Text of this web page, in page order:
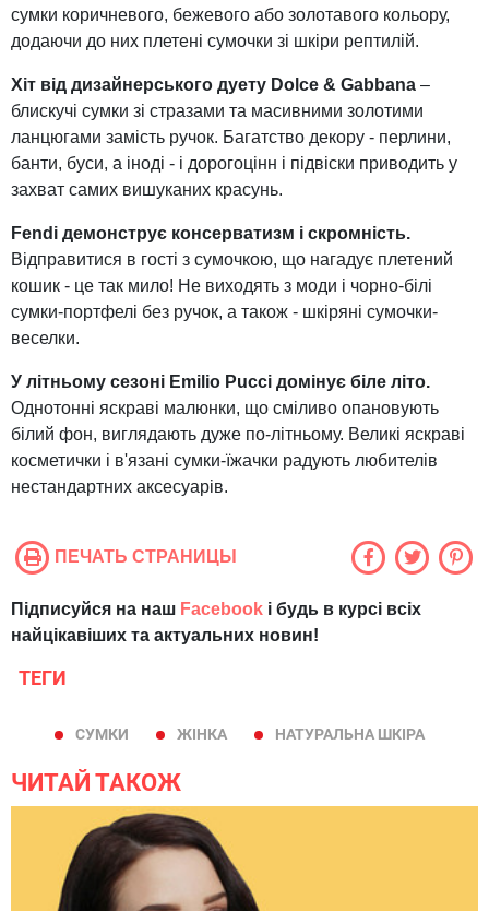
сумки коричневого, бежевого або золотавого кольору,
додаючи до них плетені сумочки зі шкіри рептилій.
Хіт від дизайнерського дуету Dolce & Gabbana –
блискучі сумки зі стразами та масивними золотими
ланцюгами замість ручок. Багатство декору - перлини,
банти, буси, а іноді - і дорогоцінн і підвіски приводить у
захват самих вишуканих красунь.
Fendi демонструє консерватизм і скромність.
Відправитися в гості з сумочкою, що нагадує плетений
кошик - це так мило! Не виходять з моди і чорно-білі
сумки-портфелі без ручок, а також - шкіряні сумочки-
веселки.
У літньому сезоні Emilio Pucci домінує біле літо.
Однотонні яскраві малюнки, що сміливо опановують
білий фон, виглядають дуже по-літньому. Великі яскраві
косметички і в'язані сумки-їжачки радують любителів
нестандартних аксесуарів.
ПЕЧАТЬ СТРАНИЦЫ
Підписуйся на наш Facebook і будь в курсі всіх
найцікавіших та актуальних новин!
ТЕГИ
СУМКИ ЖІНКА НАТУРАЛЬНА ШКІРА
ЧИТАЙ ТАКОЖ